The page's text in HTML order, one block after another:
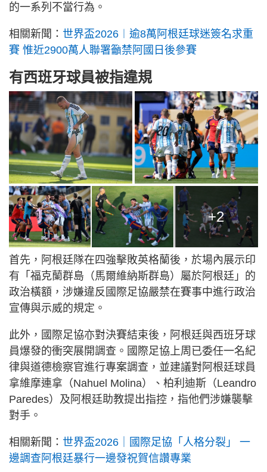
的一系列不當行為。
相關新聞： 世界盃2026︱逾8萬阿根廷球迷簽名求重
賽 惟近2900萬人聯署籲禁阿國日後參賽
有西班牙球員被指違規
+2
首先，阿根廷隊在四強擊敗英格蘭後，於場內展示印
有「福克蘭群島（馬爾維納斯群島）屬於阿根廷」的
政治橫額，涉嫌違反國際足協嚴禁在賽事中進行政治
宣傳與示威的規定。
此外，國際足協亦對決賽結束後，阿根廷與西班牙球
員爆發的衝突展開調查。國際足協上周已委任一名紀
律與道德檢察官進行專案調查，並建議對阿根廷球員
拿維摩連拿（Nahuel Molina）、柏利迪斯（Leandro
Paredes）及阿根廷助教提出指控，指他們涉嫌襲擊
對手。
相關新聞： 世界盃2026｜國際足協「人格分裂」 一
邊調查阿根廷暴行一邊發祝賀信讚專業